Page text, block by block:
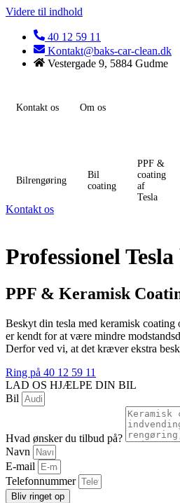
Videre til indhold
40 12 59 11
Kontakt@baks-car-clean.dk
Vestergade 9, 5884 Gudme
Kontakt os Om os
Bilrengøring
Bil
coating
PPF &
coating
af
Tesla
Kontakt os
Professionel
PPF & Keramisk
Beskyt din tesla med keramisk coating
er kendt for at være mindre
Derfor ved vi, at det kræver ekstra
Ring på 40 12 59 11
LAD OS HJÆLPE DIN BIL
Bil
Hvad ønsker du tilbud på?
Navn
E-mail
Telefonnummer
Bliv ringet op